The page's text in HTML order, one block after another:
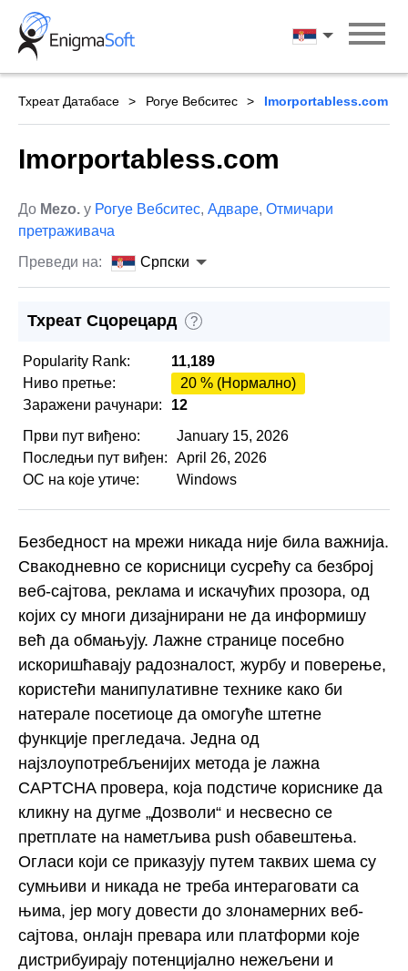
Skip
content
Српски
Тхреат Датабасе Рогуе Вебситес Imorportabless.com
Imorportabless.com
До Mezo. у Рогуе Вебситес, Адваре, Отмичари
претраживача
Преведи на:
Српски
Тхреат Сцорецард ?
Popularity Rank:
11,189
Ниво претње:
20 % (Нормално)
Заражени рачунари:
12
Први пут виђено:
January 15, 2026
Последњи пут виђен:
April 26, 2026
ОС на које утиче:
Windows
Безбедност на мрежи никада није била важнија.
Свакодневно се корисници сусрећу са безброј
веб-сајтова, реклама и искачућих прозора, од
којих су многи дизајнирани не да информишу
већ да обмањују. Лажне странице посебно
искоришћавају радозналост, журбу и поверење,
користећи манипулативне технике како би
натерале посетиоце да омогуће штетне
функције прегледача. Једна од
најзлоупотребљенијих метода је лажна
CAPTCHA провера, која подстиче кориснике да
кликну на дугме „Дозволи“ и несвесно се
претплате на наметљива push обавештења.
Огласи који се приказују путем таквих шема су
сумњиви и никада не треба интераговати са
њима, јер могу довести до злонамерних веб-
сајтова, онлајн превара или платформи које
дистрибуирају потенцијално нежељени и